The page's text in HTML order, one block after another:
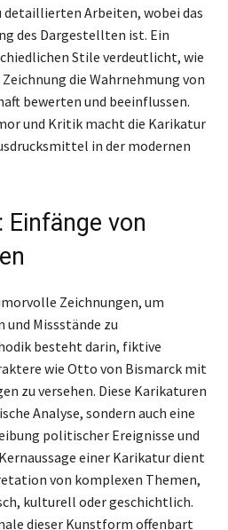
detaillierten Arbeiten, wobei das
des Dargestellten ist. Ein
Stile verdeutlicht, wie
die Wahrnehmung von
bewerten und beeinflussen.
und Kritik macht die Karikatur
in der modernen
von
Zeichnungen, um
Missstände zu
besteht darin, fiktive
wie Otto von Bismarck mit
zu versehen. Diese Karikaturen
Analyse, sondern auch eine
politischer Ereignisse und
einer Karikatur dient
von komplexen Themen,
kulturell oder geschichtlich.
dieser Kunstform offenbart